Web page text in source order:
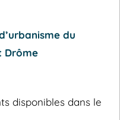
du
Drôme
disponibles dans le